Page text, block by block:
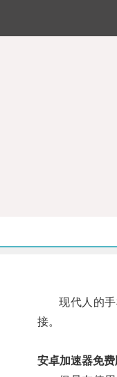
现代人的手机
接。
安卓加速器免费